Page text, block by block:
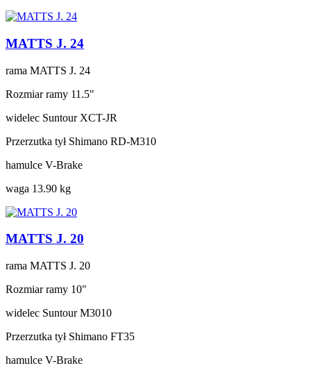
MATTS J. 24
rama MATTS J. 24
Rozmiar ramy 11.5"
widelec Suntour XCT-JR
Przerzutka tył Shimano RD-M310
hamulce V-Brake
waga 13.90 kg
MATTS J. 20
rama MATTS J. 20
Rozmiar ramy 10"
widelec Suntour M3010
Przerzutka tył Shimano FT35
hamulce V-Brake